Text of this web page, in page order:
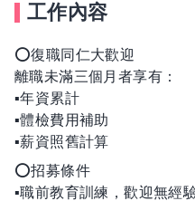
工作內容
⭕復職同仁大歡迎
離職未滿三個月者享有：
▪年資累計
▪體檢費用補助
▪薪資照舊計算
⭕招募條件
▪職前教育訓練，歡迎無經